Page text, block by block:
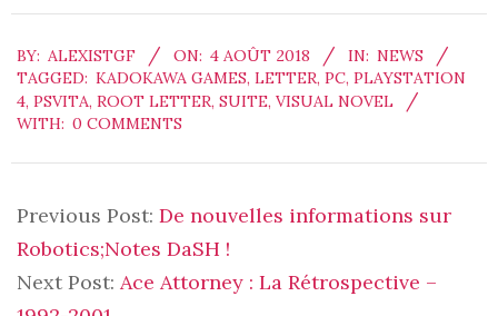
08-
04
BY: ALEXISTGF ON: 4 AOÛT 2018 IN: NEWS
TAGGED: KADOKAWA GAMES, LETTER, PC, PLAYSTATION
4, PSVITA, ROOT LETTER, SUITE, VISUAL NOVEL
WITH: 0 COMMENTS
Previous Post: De nouvelles informations sur
Robotics;Notes DaSH !
Next Post: Ace Attorney : La Rétrospective –